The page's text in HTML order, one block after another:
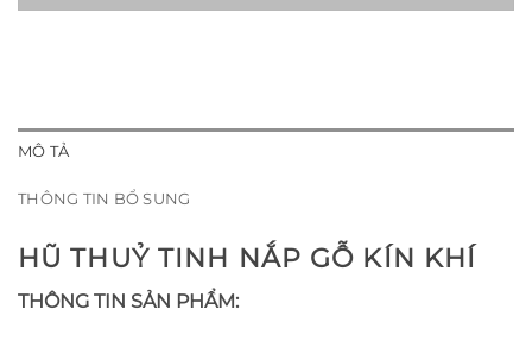
MÔ TẢ
THÔNG TIN BỔ SUNG
HŨ THUỶ TINH NẮP GỖ KÍN KHÍ
THÔNG TIN SẢN PHẨM: